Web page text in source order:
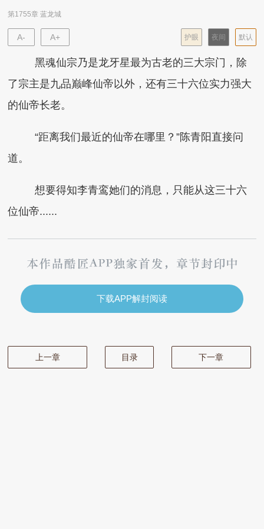
第1755章 蓝龙城
A- A+ 默认
夜间
护眼
黑魂仙宗乃是龙牙星最为古老的三大宗门，除
了宗主是九品巅峰仙帝以外，还有三十六位实力强大
的仙帝长老。
“距离我们最近的仙帝在哪里？”陈青阳直接问
道。
想要得知李青鸾她们的消息，只能从这三十六
位仙帝......
下载APP解封阅读
上一章 目录 下一章